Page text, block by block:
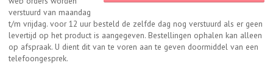
verstuurd van maandag
t/m vrijdag. voor 12 uur besteld de zelfde dag nog verstuurd als er geen
levertijd op het product is aangegeven. Bestellingen ophalen kan alleen
op afspraak. U dient dit van te voren aan te geven doormiddel van een
telefoongesprek.